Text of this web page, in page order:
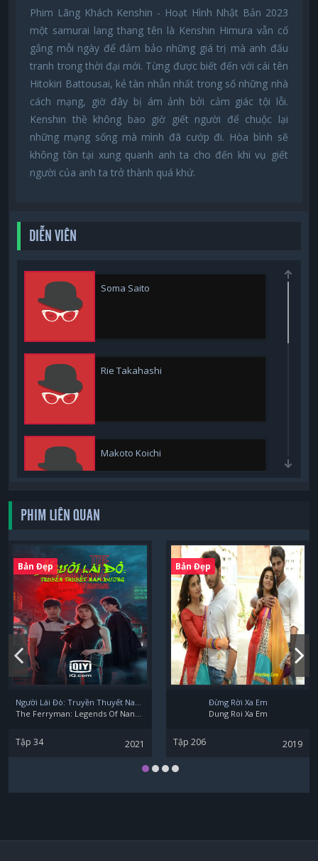
Phim Lãng Khách Kenshin - Hoạt Hình Nhật Bản 2023
một samurai lang thang tên là Kenshin Himura vẫn cố
gắng mỗi ngày để đảm bảo những giá trị mà anh đấu
tranh trong thời đại mới. Từng được biết đến với cái tên
Hitokiri Battousai, kẻ tàn nhẫn nhất trong số những nhà
cách mạng, giờ đây bị ám ảnh bởi cảm giác tội lỗi.
Kenshin thề không bao giờ giết người để chuộc lại
những mạng sống mà mình đã cướp đi. Hòa bình sẽ
không tồn tại xung quanh anh ta cho đến khi vụ giết
người của anh ta trở thành quá khứ.
DIỄN VIÊN
Soma Saito
Rie Takahashi
Makoto Koichi
Saori Onishi
Yuma Uchida
PHIM LIÊN QUAN
Bản Đẹp
Tập 34 2021
Bản Đẹp
Đừng Rời Xa Em
Dung Roi Xa Em
Tập 206 2019